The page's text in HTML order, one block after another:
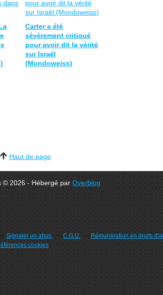
Carter a été
sévèrement critiqué
pour avoir dit la vérité
sur Israël
(Mondoweiss)
Haut de page
© 2026 - Hébergé parOverblog
Signaler un abus C.G.U. Rémunération en droits
cookies